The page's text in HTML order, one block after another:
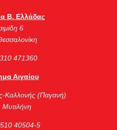
Β. Ελλάδας
6
471360
Αιγαίου
Καλλονής (Παγανή)
40504-5